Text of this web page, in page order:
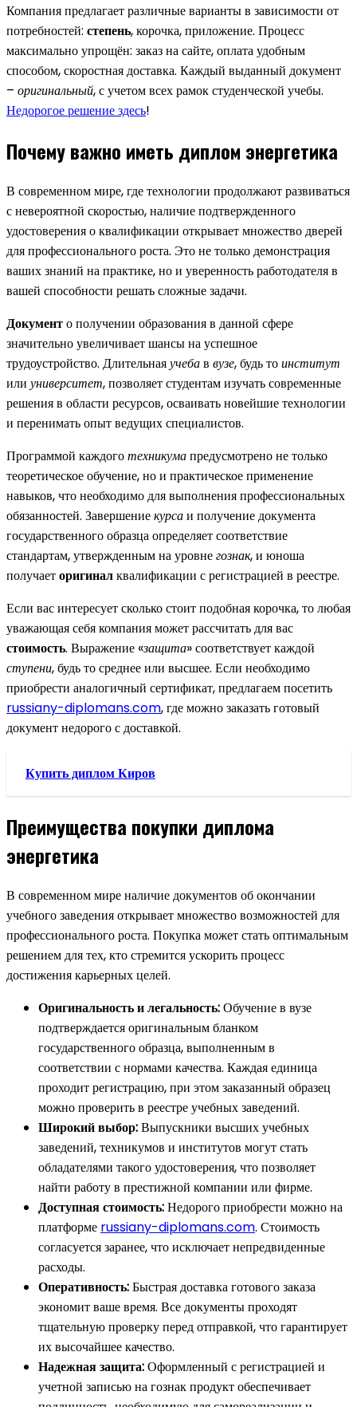
Компания предлагает различные варианты в зависимости от
потребностей: степень, корочка, приложение. Процесс
максимально упрощён: заказ на сайте, оплата удобным
способом, скоростная доставка. Каждый выданный документ
– оригинальный, с учетом всех рамок студенческой учебы.
Недорогое решение здесь!
Почему важно иметь диплом энергетика
В современном мире, где технологии продолжают развиваться
с невероятной скоростью, наличие подтвержденного
удостоверения о квалификации открывает множество дверей
для профессионального роста. Это не только демонстрация
ваших знаний на практике, но и уверенность работодателя в
вашей способности решать сложные задачи.
Документо получении образования в данной сфере
значительно увеличивает шансы на успешное
трудоустройство. Длительнаяучебав вузе, будь тоинститут
или университет, позволяет студентам изучать современные
решения в области ресурсов, осваивать новейшие технологии
и перенимать опыт ведущих специалистов.
Программой каждоготехникумапредусмотрено не только
теоретическое обучение, но и практическое применение
навыков, что необходимо для выполнения профессиональных
обязанностей. Завершениекурсаи получение документа
государственного образца определяет соответствие
стандартам, утвержденным на уровнегознак, и юноша
получаеторигиналквалификации с регистрацией в реестре.
Если вас интересует сколько стоит подобная корочка, то любая
уважающая себя компания может рассчитать для вас
стоимость. Выражение «защита» соответствует каждой
ступени, будь то среднее или высшее. Если необходимо
приобрести аналогичный сертификат, предлагаем посетить
russiany-diplomans.com, где можно заказать готовый
документ недорого с доставкой.
Купить диплом Киров
Преимущества покупки диплома
энергетика
В современном мире наличие документов об окончании
учебного заведения открывает множество возможностей для
профессионального роста. Покупка может стать оптимальным
решением для тех, кто стремится ускорить процесс
достижения карьерных целей.
Оригинальность и легальность:Обучение в вузе
подтверждается оригинальным бланком
государственного образца, выполненным в
соответствии с нормами качества. Каждая единица
проходит регистрацию, при этом заказанный образец
можно проверить в реестре учебных заведений.
Широкий выбор:Выпускники высших учебных
заведений, техникумов и институтов могут стать
обладателями такого удостоверения, что позволяет
найти работу в престижной компании или фирме.
Доступная стоимость:Недорого приобрести можно на
платформе russiany-diplomans.com. Стоимость
согласуется заранее, что исключает непредвиденные
расходы.
Оперативность:Быстрая доставка готового заказа
экономит ваше время. Все документы проходят
тщательную проверку перед отправкой, что гарантирует
их высочайшее качество.
Надежная защита:Оформленный с регистрацией и
учетной записью на гознак продукт обеспечивает